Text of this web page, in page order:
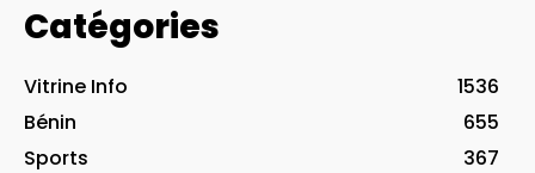
Catégories
Vitrine Info
1536
Bénin
655
Sports
367